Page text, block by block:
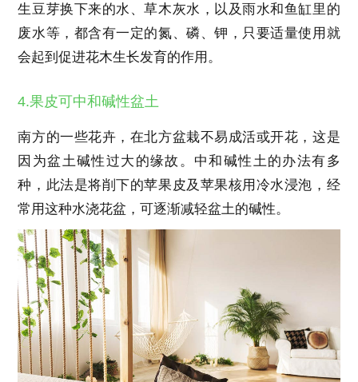
生豆芽换下来的水、草木灰水，以及雨水和鱼缸里的
废水等，都含有一定的氮、磷、钾，只要适量使用就
会起到促进花木生长发育的作用。
4.果皮可中和碱性盆土
南方的一些花卉，在北方盆栽不易成活或开花，这是
因为盆土碱性过大的缘故。中和碱性土的办法有多
种，此法是将削下的苹果皮及苹果核用冷水浸泡，经
常用这种水浇花盆，可逐渐减轻盆土的碱性。